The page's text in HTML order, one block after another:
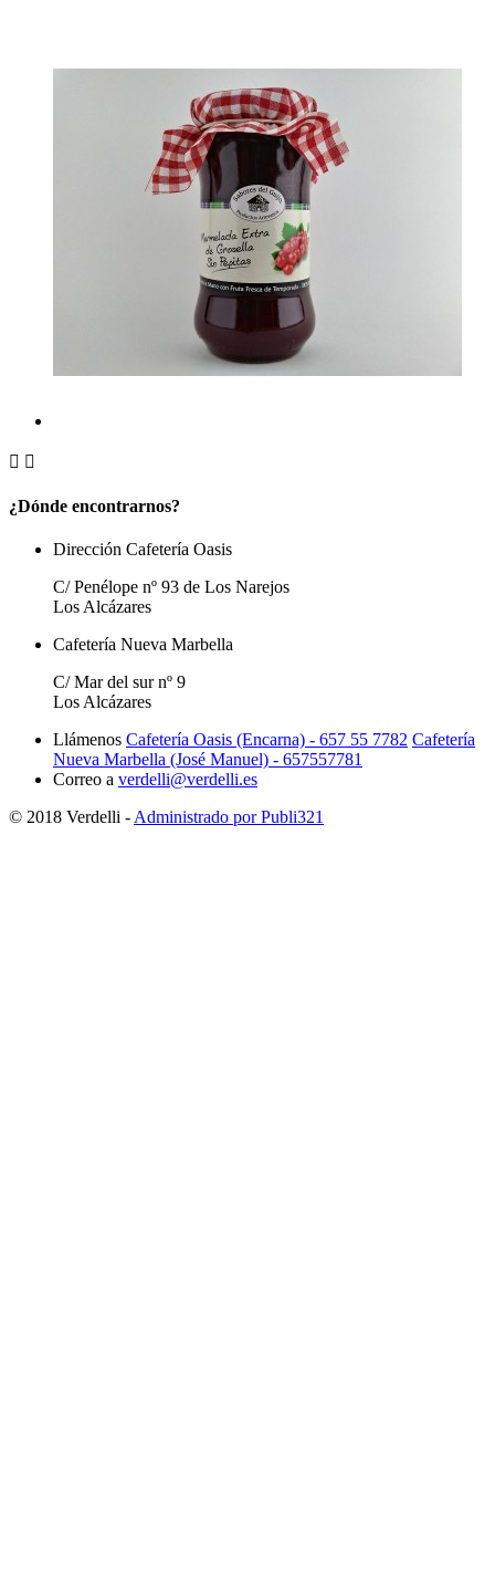
 
¿Dónde encontrarnos?
Dirección Cafetería Oasis
C/ Penélope nº 93 de Los Narejos
Los Alcázares
Cafetería Nueva Marbella
C/ Mar del sur nº 9
Los Alcázares
Llámenos Cafetería Oasis (Encarna) - 657 55 7782 Cafetería
Nueva Marbella (José Manuel) - 657557781
Correo a verdelli@verdelli.es
© 2018 Verdelli - Administrado por Publi321